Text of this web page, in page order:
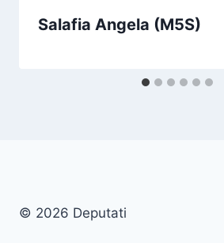
Salafia Angela (M5S)
© 2026 Deputati